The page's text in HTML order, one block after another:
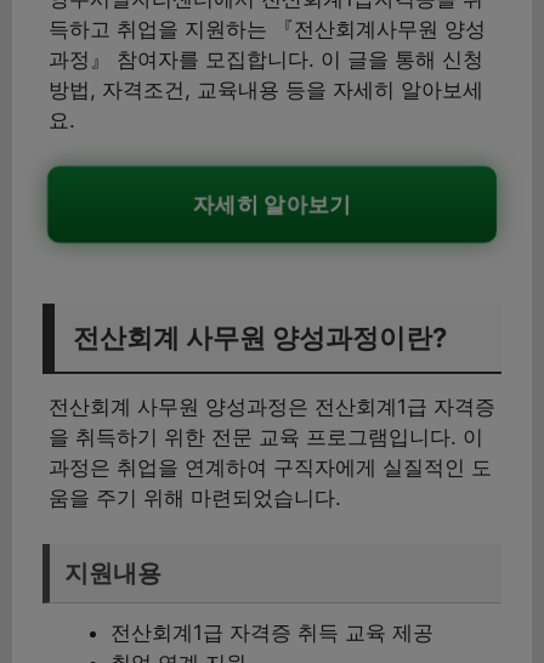
득하고 취업을 지원하는 『전산회계사무원 양성
과정』 참여자를 모집합니다. 이 글을 통해 신청
방법, 자격조건, 교육내용 등을 자세히 알아보세
요.
자세히 알아보기
전산회계 사무원 양성과정이란?
전산회계 사무원 양성과정은 전산회계1급 자격증
을 취득하기 위한 전문 교육 프로그램입니다. 이
과정은 취업을 연계하여 구직자에게 실질적인 도
움을 주기 위해 마련되었습니다.
지원내용
전산회계1급 자격증 취득 교육 제공